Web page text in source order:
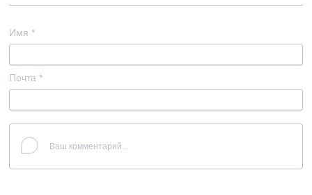
Имя *
Почта *